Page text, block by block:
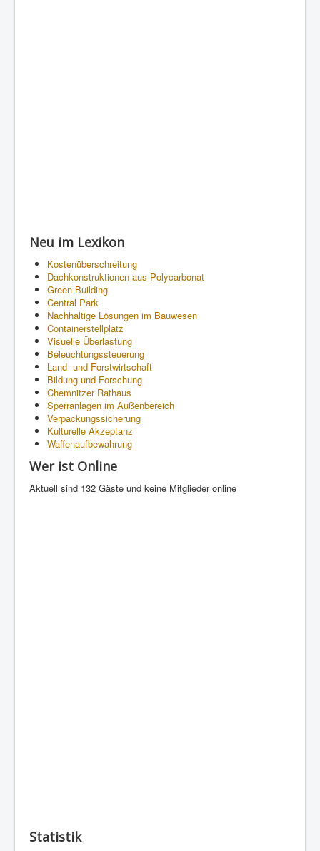
Neu im Lexikon
Kostenüberschreitung
Dachkonstruktionen aus Polycarbonat
Green Building
Central Park
Nachhaltige Lösungen im Bauwesen
Containerstellplatz
Visuelle Überlastung
Beleuchtungssteuerung
Land- und Forstwirtschaft
Bildung und Forschung
Chemnitzer Rathaus
Sperranlagen im Außenbereich
Verpackungssicherung
Kulturelle Akzeptanz
Waffenaufbewahrung
Wer ist Online
Aktuell sind 132 Gäste und keine Mitglieder online
Statistik